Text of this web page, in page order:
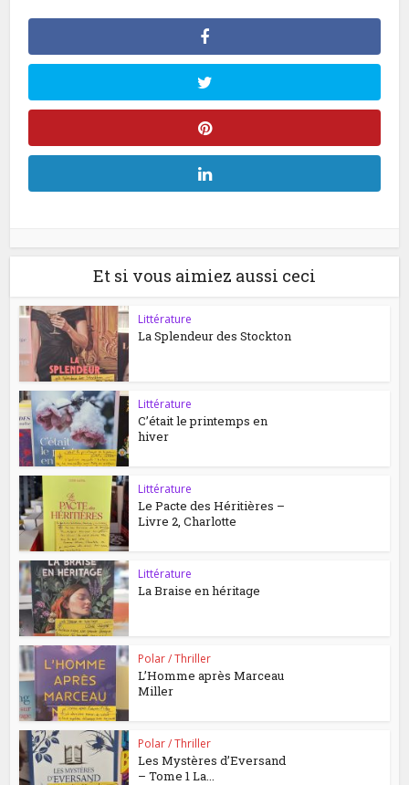
Et si vous aimiez aussi ceci
Littérature
La Splendeur des Stockton
Littérature
C’était le printemps en
hiver
Littérature
Le Pacte des Héritières –
Livre 2, Charlotte
Littérature
La Braise en héritage
Polar / Thriller
L’Homme après Marceau
Miller
Polar / Thriller
Les Mystères d’Eversand
– Tome 1 La...